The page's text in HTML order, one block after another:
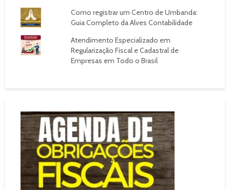
Como registrar um Centro de Umbanda:
Guia Completo da Alves Contabilidade
Atendimento Especializado em
Regularização Fiscal e Cadastral de
Empresas em Todo o Brasil